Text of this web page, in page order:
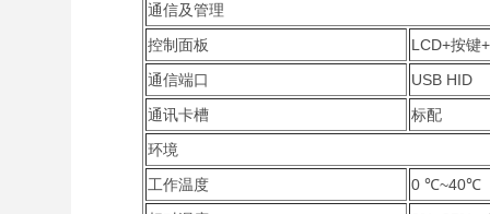
通信及管理
控制面板
LCD+按键
通信端口
USB HID
通讯卡槽
标配
环境
工作温度
0 ℃~40℃